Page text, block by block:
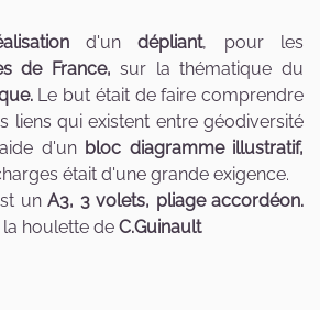
d'undépliant, pour les
de France, sur la thématique du
Le but était de faire comprendre
liens qui existent entre géodiversité
d'un bloc diagramme illustratif,
était d'une grande exigence.
unA3, 3 volets, pliage accordéon.
houlette de C.Guinault